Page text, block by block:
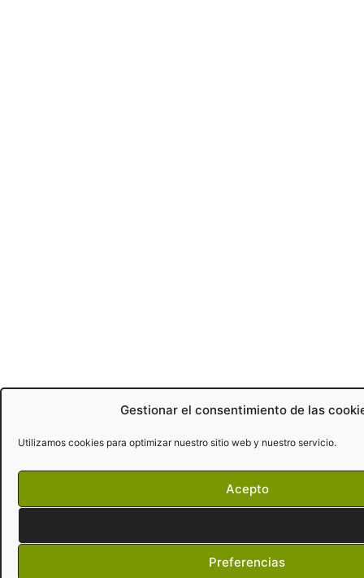
Gestionar el consentimiento de las
Utilizamos cookies para optimizar nuestro sitio web y nuestro servicio.
Acepto
Preferencias
¿Necesitas ayuda?